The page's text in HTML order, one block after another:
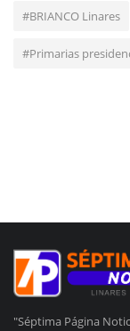
#BRIANCO Linares
#Primarias
"Séptima Página